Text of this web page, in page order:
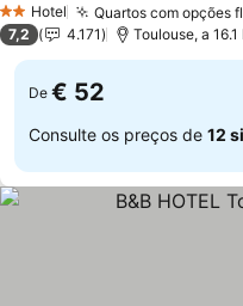
2 Estrelas
Hotel Quartos com opções
7,2 4.171 Toulouse, a
De € 52
Consulte os preços de 12